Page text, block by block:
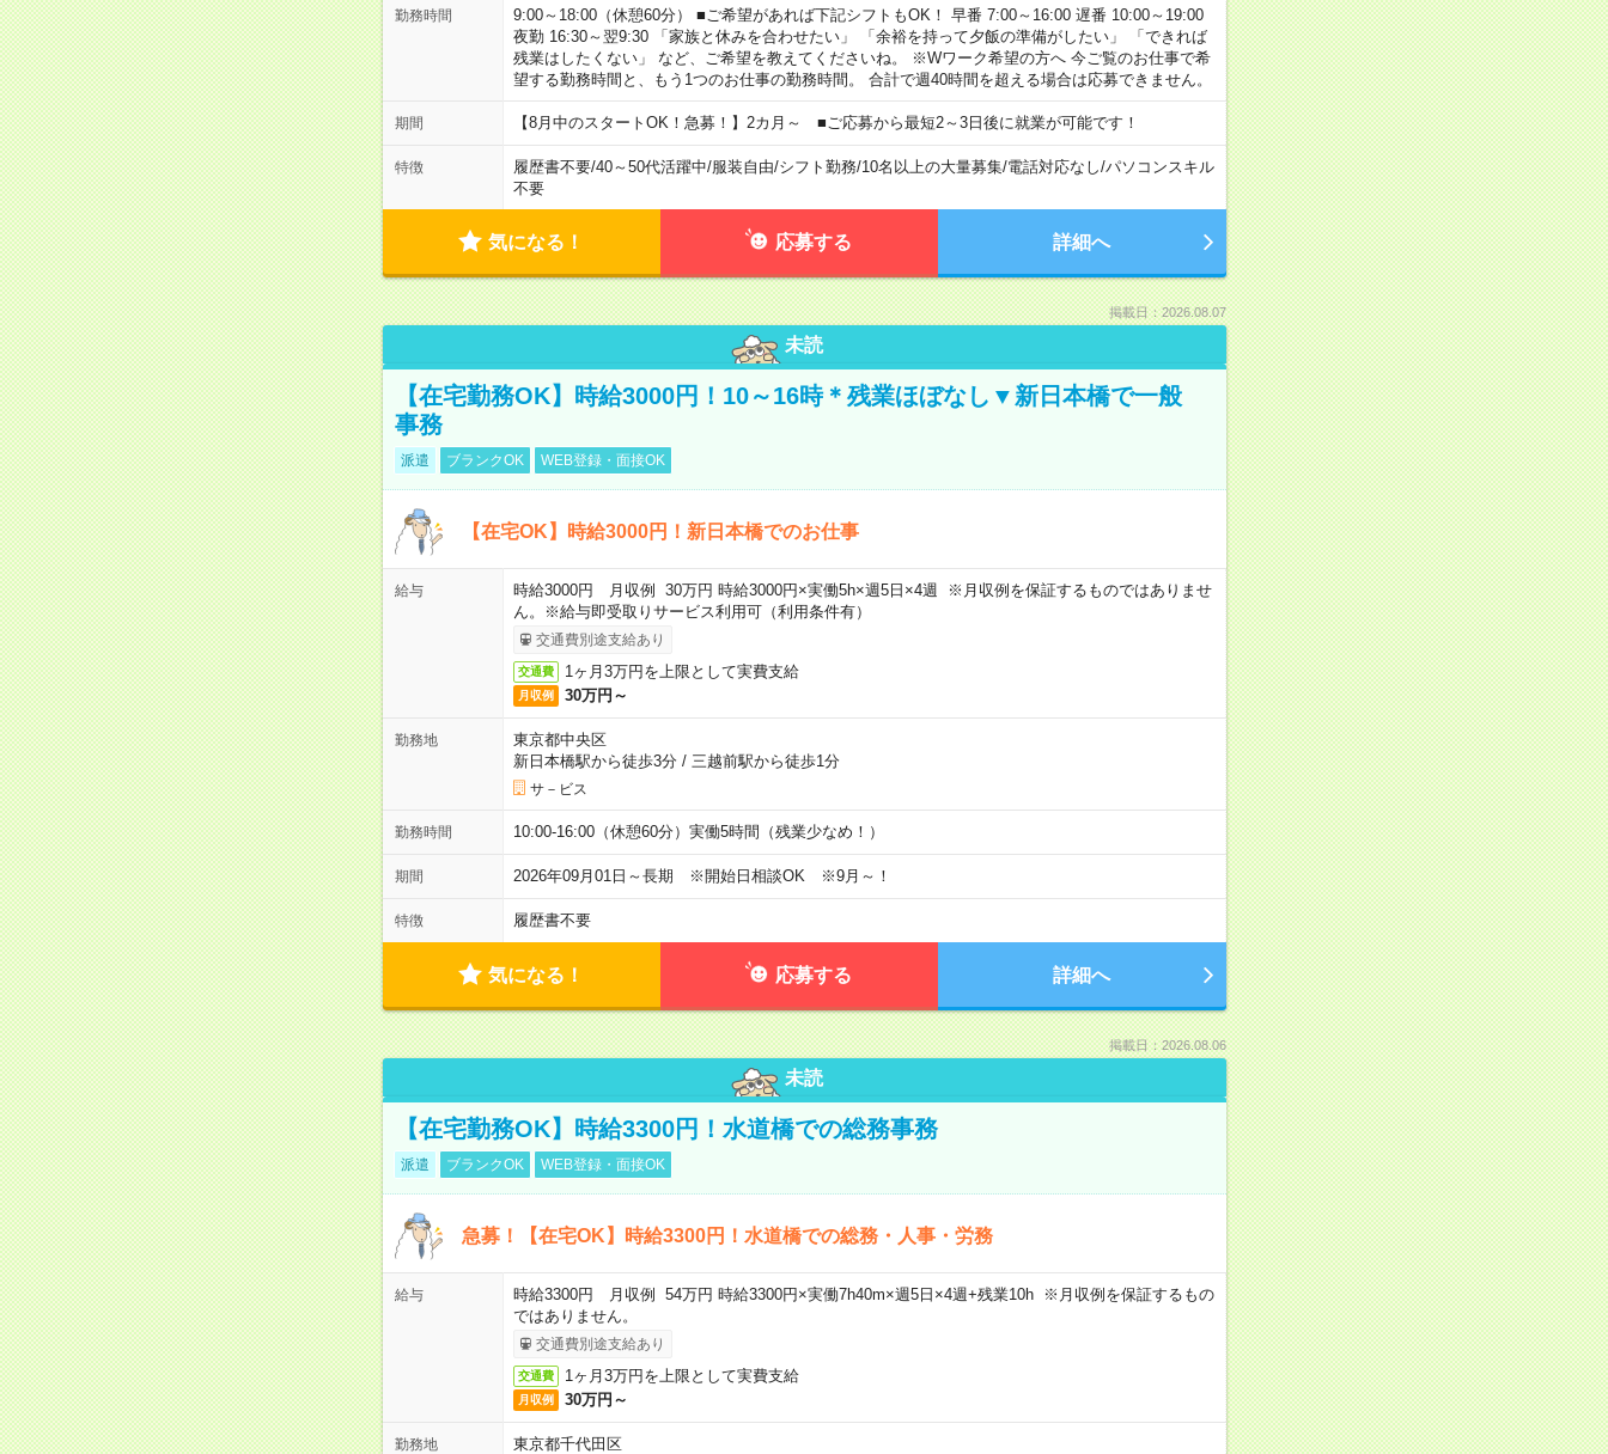
勤務時間
9:00～18:00（休憩60分） ■ご希望があれば下記シフトもOK！ 早番 7:00～16:00 遅番 10:00～19:00
夜勤 16:30～翌9:30 「家族と休みを合わせたい」 「余裕を持って夕飯の準備がしたい」 「できれば
残業はしたくない」 など、ご希望を教えてくださいね。 ※Wワーク希望の方へ 今ご覧のお仕事で希
望する勤務時間と、もう1つのお仕事の勤務時間。 合計で週40時間を超える場合は応募できません。
期間 【8月中のスタートOK！急募！】2カ月～ ■ご応募から最短2～3日後に就業が可能です！
特徴 履歴書不要/40～50代活躍中/服装自由/シフト勤務/10名以上の大量募集/電話対応なし/パソコンスキル
不要
気になる！ 応募する 詳細へ
掲載日：2026.08.07
未読
【在宅勤務OK】時給3000円！10～16時＊残業ほぼなし▼新日本橋で一般
事務
派遣 ブランクOK WEB登録・面接OK
【在宅OK】時給3000円！新日本橋でのお仕事
給与
時給3000円 月収例 30万円 時給3000円×実働5h×週5日×4週 ※月収例を保証するものではありませ
ん。※給与即受取りサービス利用可（利用条件有）
交通費別途支給あり
交通費 1ヶ月3万円を上限として実費支給
月収例 30万円～
勤務地
東京都中央区
新日本橋駅から徒歩3分/ 三越前駅から徒歩1分
サ－ビス
勤務時間 10:00-16:00（休憩60分）実働5時間（残業少なめ！）
期間 2026年09月01日～長期 ※開始日相談OK ※9月～！
特徴 履歴書不要
気になる！ 応募する 詳細へ
掲載日：2026.08.06
未読
【在宅勤務OK】時給3300円！水道橋での総務事務
派遣 ブランクOK WEB登録・面接OK
急募！【在宅OK】時給3300円！水道橋での総務・人事・労務
給与
時給3300円 月収例 54万円 時給3300円×実働7h40m×週5日×4週+残業10h ※月収例を保証するもの
ではありません。
交通費別途支給あり
交通費 1ヶ月3万円を上限として実費支給
月収例 30万円～
勤務地
東京都千代田区